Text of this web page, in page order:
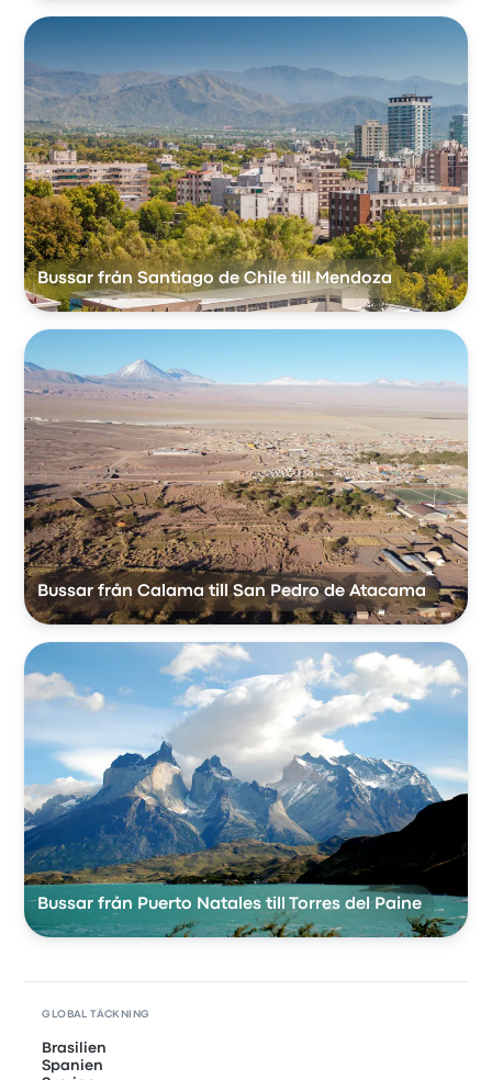
Bussar från Santiago de Chile till Mendoza
Bussar från Calama till San Pedro de Atacama
Bussar från Puerto Natales till Torres del Paine
GLOBAL TÄCKNING
Brasilien
Spanien